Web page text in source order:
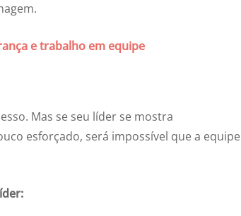
e trabalho em equipe
Mas se seu líder se mostra
esforçado, será impossível que a equipe